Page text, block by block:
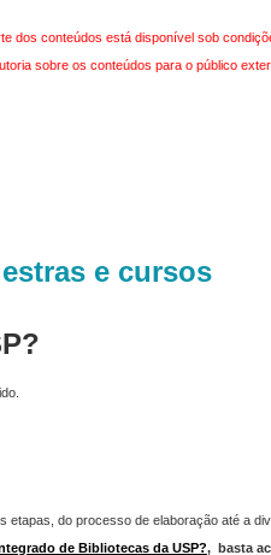
dos conteúdos está disponível sob
sobre os conteúdos para o público
e cursos
do processo de elaboração até a
de Bibliotecas da USP?, basta